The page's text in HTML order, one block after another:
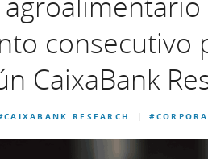
consecutivo
CaixaBank
RESEARCH |